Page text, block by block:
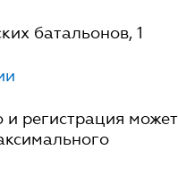
батальонов, 1
регистрация может